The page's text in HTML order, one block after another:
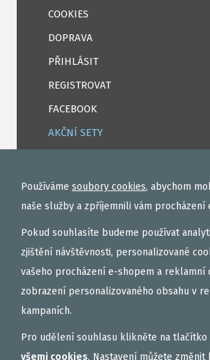
COOKIES
DOPRAVA
PŘIHLÁSIT
REGISTROVAT
FACEBOOK
AKČNÍ SETY
EXTRUDY
VNADÍCÍ, KRMÍTKOVÉ SMĚSI
FEEDER / LEHKÁ KAPRAŘINA
PVA PUNČOCHY A SÁČKY
ZÁTĚŽE, KRMÍTKA
OBLEČENÍ
Používáme soubory cookies, abychom
naše služby a zpříjemnili vám procházení
Pokud souhlasíte budeme používat
zjištění návštěvnosti, personalizované
vašeho procházení e-shopem a reklamní
zobrazení personalizovaného obsahu v
kampaních.
Pro udělení souhlasu klikněte na tlačítko
všemi cookies. Nastavení můžete